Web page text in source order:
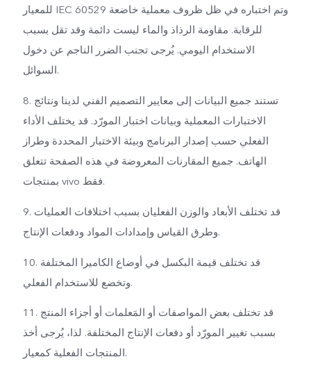
للمعيار IEC 60529 وتم اختباره في ظل ظروف معملية خاضعة
للرقابة. مقاومة الرذاذ والماء ليست دائمة وقد تقل بسبب
الاستخدام اليومي. يُرجى تجنب الضرر الناجم عن دخول
السوائل.
8. تستند جميع البيانات إلى معايير التصميم الفني لدينا ونتائج
الاختبارات المعملية وبيانات اختبار المورّد. قد يختلف الأداء
الفعلي حسب إصدار البرنامج وبيئة الاختبار المحددة وطراز
الهاتف. جميع المقارنات المعروضة في هذه الصفحة تتعلق
بمنتجات vivo فقط.
9. قد تختلف الأبعاد والوزن الفعليان بسبب اختلافات العمليات
وطرق القياس وإمدادات المواد ودفعات الإنتاج.
10. قد تختلف قيمة البكسل في أوضاع الكاميرا المختلفة
وتخضع للاستخدام الفعلي.
11. قد تختلف بعض المواصفات أو المَعلمات أو أجزاء المنتج
بسبب تغيير المورّد أو دفعات الإنتاج المختلفة. لذا، يُرجى أخذ
المنتجات الفعلية كمعيار.